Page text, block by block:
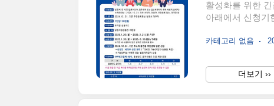
활성화를 위한
아래에서 신청기
나 받을 수 있으
민생안정 지원금
대주가 기준 주
카테고리 없음
더보기 ››